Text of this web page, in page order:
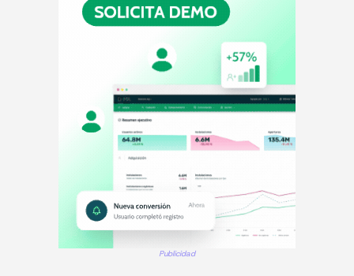
Publicidad